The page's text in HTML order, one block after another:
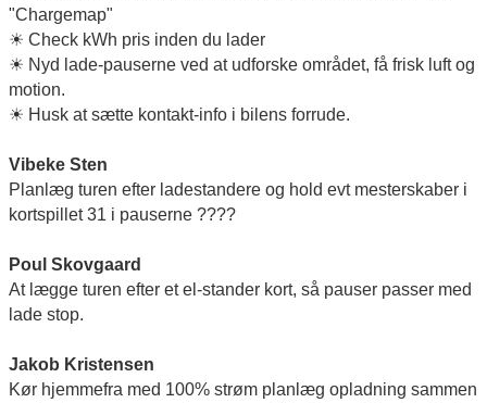
"Chargemap"
☀ Check kWh pris inden du lader
☀ Nyd lade-pauserne ved at udforske området, få frisk luft og
motion.
☀ Husk at sætte kontakt-info i bilens forrude.
Vibeke Sten
Planlæg turen efter ladestandere og hold evt mesterskaber i
kortspillet 31 i pauserne ????
Poul Skovgaard
At lægge turen efter et el-stander kort, så pauser passer med
lade stop.
Jakob Kristensen
Kør hjemmefra med 100% strøm planlæg opladning sammen